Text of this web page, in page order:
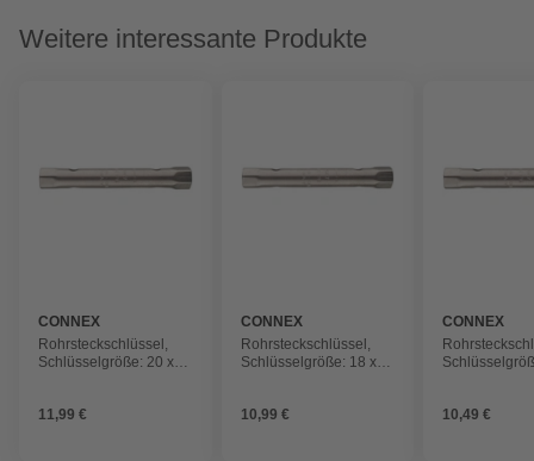
Weitere interessante Produkte
CONNEX
Rohrsteckschlüssel,
Schlüsselgröße: 20 x
11,99 €
CONNEX
Rohrsteckschlüssel,
Schlüsselgröße: 18 x
10,99 €
CONNEX
10,49 €